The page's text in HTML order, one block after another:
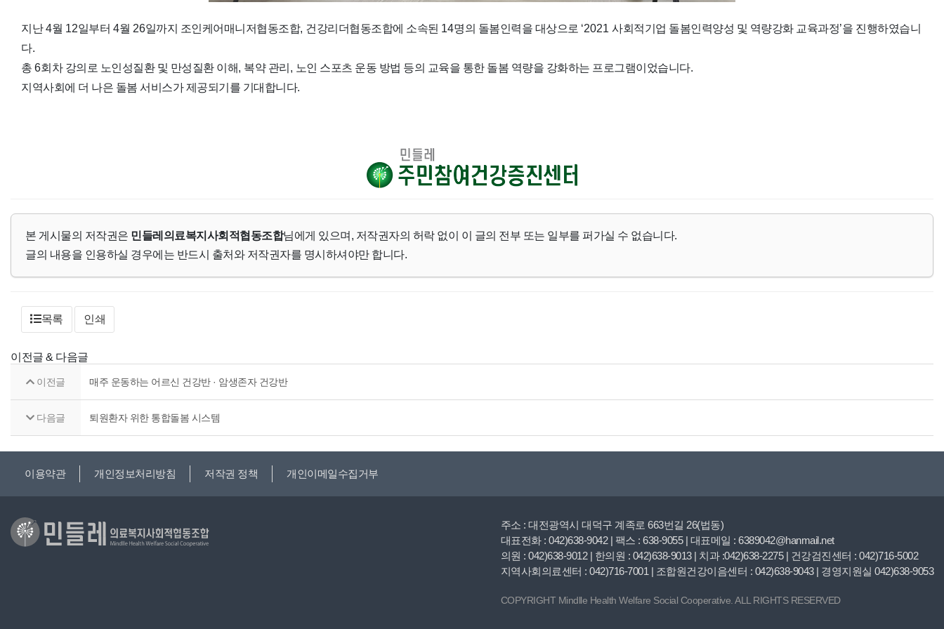
지난4월 12일부터 4월 26일까지 조인케어매니저협동조합, 건강리더협동조합에 소속된 14명의 돌봄인력을 대상으로 ‘2021 사회적기업 돌봄인력양성 및 역량강화 교육과정’을 진행하였습니
다.
총 6회차 강의로 노인성질환 및 만성질환 이해, 복약 관리 , 노인 스포츠 운동 방법 등의 교육을 통한 돌봄 역량을 강화하는 프로그램이었습니다.
지역사회에 더 나은 돌봄 서비스가 제공되기를 기대합니다.
본 게시물의 저작권은 민들레의료복지사회적협동조합님에게 있으며, 저작권자의 허락 없이 이 글의 전부 또는 일부를 퍼가실 수 없습니다.
글의 내용을 인용하실 경우에는 반드시 출처와 저작권자를 명시하셔야만 합니다.
목록 인쇄
이전글 & 다음글
이전글 매주 운동하는 어르신 건강반 · 암생존자 건강반
다음글 퇴원환자 위한 통합돌봄 시스템
이용약관 개인정보처리방침 저작권 정책 개인이메일수집거부
주소 : 대전광역시 대덕구 계족로 663번길 26(법동)
대표전화 : 042)638-9042 | 팩스 : 638-9055 | 대표메일 : 6389042@hanmail.net
의원 : 042)638-9012 | 한의원 : 042)638-9013 | 치과 :042)638-2275 | 건강검진센터 : 042)716-5002
지역사회의료센터 : 042)716-7001 | 조합원건강이음센터 : 042)638-9043 | 경영지원실 042)638-9053
COPYRIGHT Mindlle Health Welfare Social Cooperative. ALL RIGHTS RESERVED